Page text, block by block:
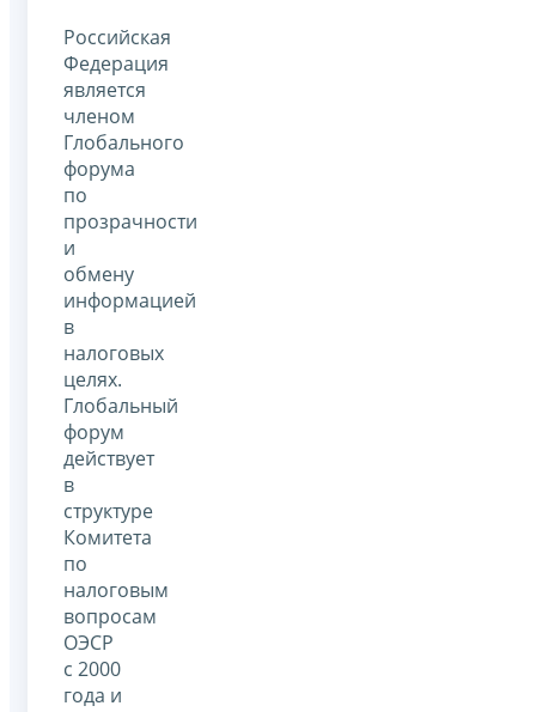
Российская
Федерация
является
членом
Глобального
форума
по
прозрачности
и
обмену
информацией
в
налоговых
целях.
Глобальный
форум
действует
в
структуре
Комитета
по
налоговым
вопросам
ОЭСР
с 2000
года и